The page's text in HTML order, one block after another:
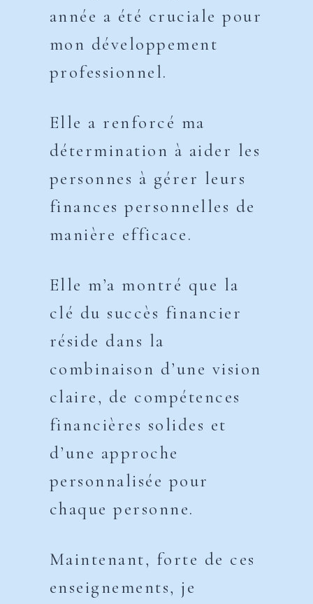
année a été cruciale pour
mon développement
professionnel.
Elle a renforcé ma
détermination à aider les
personnes à gérer leurs
finances personnelles de
manière efficace.
Elle m’a montré que la
clé du succès financier
réside dans la
combinaison d’une vision
claire, de compétences
financières solides et
d’une approche
personnalisée pour
chaque personne.
Maintenant, forte de ces
enseignements, je